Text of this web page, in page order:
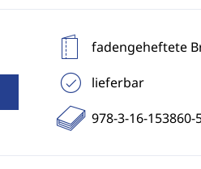
fadengeheftete
lieferbar
978-3-16-153860-